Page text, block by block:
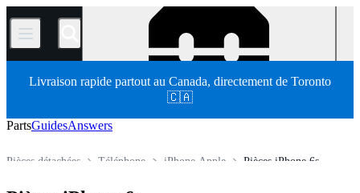
/
Livraison rapide partout au Canada, directement de Toronto
🇨🇦
PartsGuidesAnswers
Pièces iPhone 6s
iPhone Apple
Téléphone
Pièces détachées